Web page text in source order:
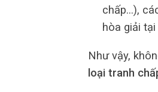
chấp…),
hòa giải
Như vậy,
loại tranh